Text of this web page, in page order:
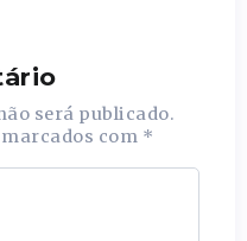
será publicado.
com *